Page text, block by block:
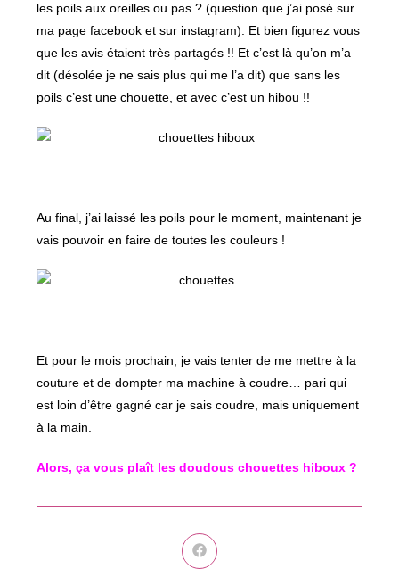
les poils aux oreilles ou pas ? (question que j’ai posé sur
ma page facebook et sur instagram). Et bien figurez vous
que les avis étaient très partagés !! Et c’est là qu’on m’a
dit (désolée je ne sais plus qui me l’a dit) que sans les
poils c’est une chouette, et avec c’est un hibou !!
Au final, j’ai laissé les poils pour le moment, maintenant je
vais pouvoir en faire de toutes les couleurs !
Et pour le mois prochain, je vais tenter de me mettre à la
couture et de dompter ma machine à coudre… pari qui
est loin d’être gagné car je sais coudre, mais uniquement
à la main.
Alors, ça vous plaît les doudous chouettes hiboux ?
Ouvrir
dans